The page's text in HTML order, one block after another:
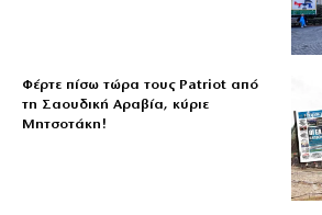
Φέρτε πίσω τώρα τους Patriot από
τη Σαουδική Αραβία, κύριε
Μητσοτάκη!